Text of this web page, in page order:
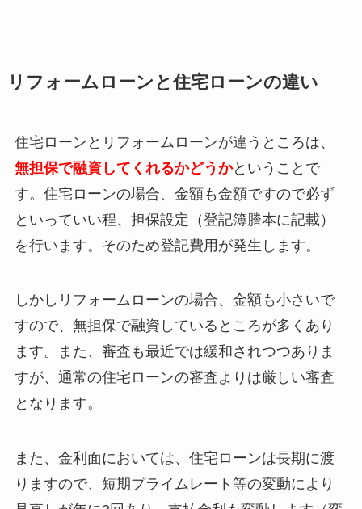
リフォームローンと住宅ローンの違い
住宅ローンとリフォームローンが違うところは、
無担保で融資してくれるかどうかということで
す。住宅ローンの場合、金額も金額ですので必ず
といっていい程、担保設定（登記簿謄本に記載）
を行います。そのため登記費用が発生します。
しかしリフォームローンの場合、金額も小さいで
すので、無担保で融資しているところが多くあり
ます。また、審査も最近では緩和されつつありま
すが、通常の住宅ローンの審査よりは厳しい審査
となります。
また、金利面においては、住宅ローンは長期に渡
りますので、短期プライムレート等の変動により